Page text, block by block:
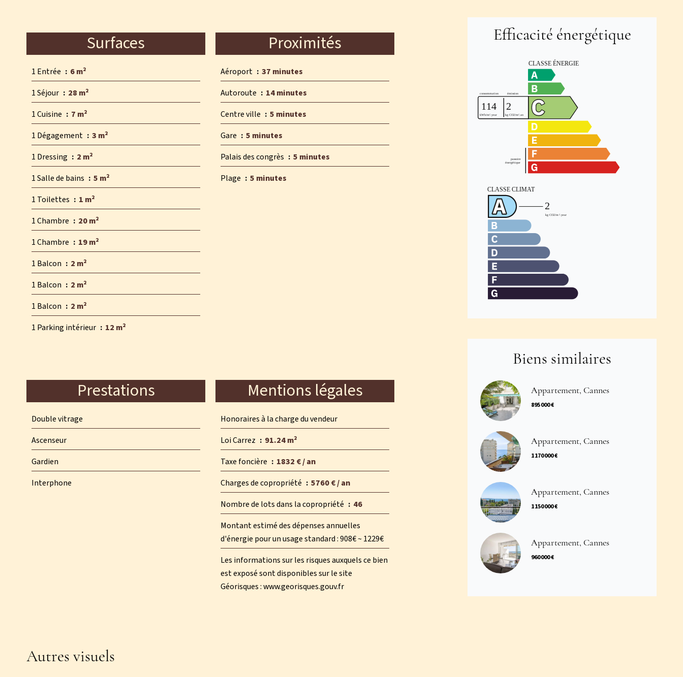
Surfaces
1 Entrée
6 m²
1 Séjour
28 m²
1 Cuisine
7 m²
1 Dégagement
3 m²
1 Dressing
2 m²
1 Salle de bains
5 m²
1 Toilettes
1 m²
1 Chambre
20 m²
1 Chambre
19 m²
1 Balcon
2 m²
1 Balcon
2 m²
1 Balcon
2 m²
1 Parking intérieur
12 m²
Proximités
Aéroport
37 minutes
Autoroute
14 minutes
Centre ville
5 minutes
Gare
5 minutes
Palais des congrès
5 minutes
Plage
5 minutes
Prestations
Double vitrage
Ascenseur
Gardien
Interphone
Mentions légales
Honoraires à la charge du vendeur
Loi Carrez
91.24 m²
Taxe foncière
1832 € / an
Charges de copropriété
5760 € / an
Nombre de lots dans la copropriété
46
Montant estimé des dépenses annuelles
d'énergie pour un usage standard : 908€ ~ 1229€
Les informations sur les risques auxquels ce bien
est exposé sont disponibles sur le site
Géorisques : www.georisques.gouv.fr
Autres visuels
Efficacité énergétique
Biens similaires
Appartement, Cannes
895 000 €
Appartement, Cannes
1 170 000 €
Appartement, Cannes
1 150 000 €
Appartement, Cannes
960 000 €